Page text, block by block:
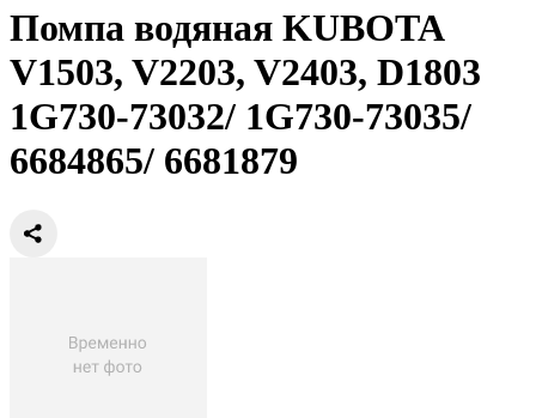
Помпа водяная KUBOTA
V1503, V2203, V2403, D1803
1G730-73032/ 1G730-73035/
6684865/ 6681879